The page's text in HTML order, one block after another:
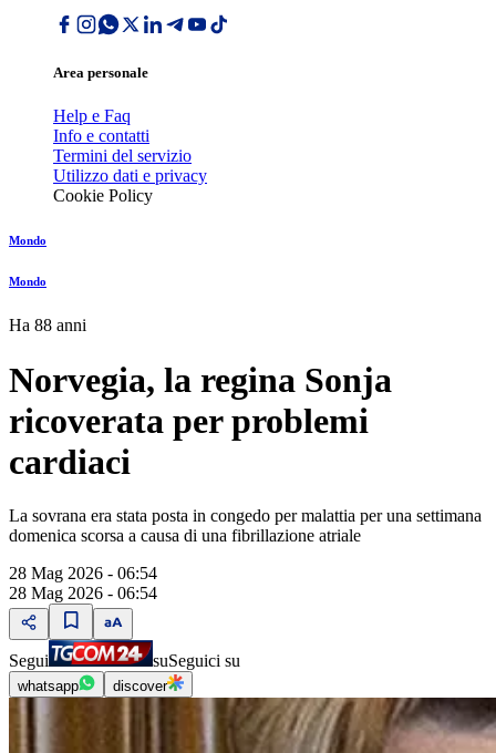
Area personale
Help e Faq
Info e contatti
Termini del servizio
Utilizzo dati e privacy
Cookie Policy
Mondo
Mondo
Ha 88 anni
Norvegia, la regina Sonja
ricoverata per problemi
cardiaci
La sovrana era stata posta in congedo per malattia per una settimana
domenica scorsa a causa di una fibrillazione atriale
28 Mag 2026 - 06:54
28 Mag 2026 - 06:54
Segui suSeguici su
whatsapp discover